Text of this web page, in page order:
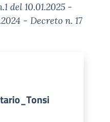
del 10.01.2025 -
- Decreto n. 17